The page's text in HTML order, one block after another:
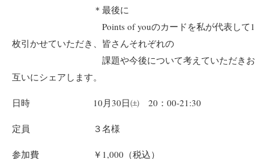
＊最後に
Points of youのカードを私が代表して1
枚引かせていただき、皆さんそれぞれの
課題や今後について考えていただきお
互いにシェアします。
日時 10月30日㈯ 20：00-21:30
定員 ３名様
参加費 ￥1,000（税込）